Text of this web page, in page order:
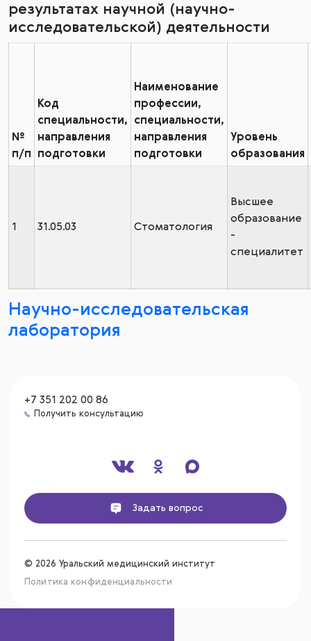
результатах научной (научно-
исследовательской) деятельности
№
п/п
Код
специальности,
направления
подготовки
Наименование
профессии,
специальности,
направления
подготовки
Уровень
образования
1 31.05.03 Стоматология
Высшее
образование
-
специалитет
Научно-исследовательская
лаборатория
+7 351 202 00 86
Получить консультацию
Задать вопрос
© 2026 Уральский медицинский институт
Политика конфиденциальности